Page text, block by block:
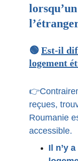
🟢 Est-il
logement
reçues,
Roumanie
accessible.
Il n’y